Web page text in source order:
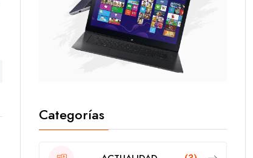
Categorías